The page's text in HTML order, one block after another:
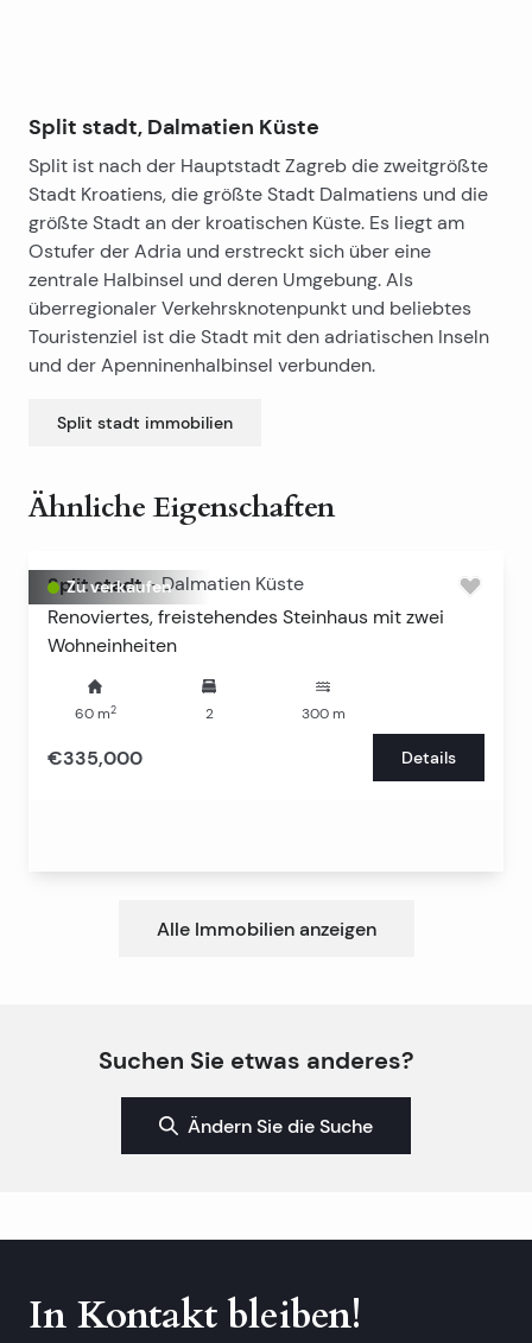
Die ersten und zweiten Stock werden Rohre für die
Zentralheizung umgesetzt, und verließ den
Lastenaufzug Welle für die Garage.
Erdgeschoss und im ersten Stock sind unvollendet,
während die Wohnung im zweiten Stock ist fertig und
eingerichtet.
möglich, das Haus an der West-und Südseite, der Bau
Baugebietes gelegen, bietet absolute Privatsphäre
Split stadt, Dalmatien Küste
Split ist nach der Hauptstadt Zagreb die zweitgrößte
Stadt Kroatiens, die größte Stadt Dalmatiens und die
größte Stadt an der kroatischen Küste. Es liegt am
Ostufer der Adria und erstreckt sich über eine
zentrale Halbinsel und deren Umgebung. Als
überregionaler Verkehrsknotenpunkt und beliebtes
Touristenziel ist die Stadt mit den adriatischen Inseln
und der Apenninenhalbinsel verbunden.
Split stadt immobilien
Ähnliche Eigenschaften
Zu verkaufen
Split stadt - Dalmatien Küste
Renoviertes, freistehendes Steinhaus mit zwei
Wohneinheiten
60m2 2 300m
€335,000 Details
Alle Immobilien anzeigen
Suchen Sie etwas anderes?
Ändern Sie die Suche
In Kontakt bleiben!